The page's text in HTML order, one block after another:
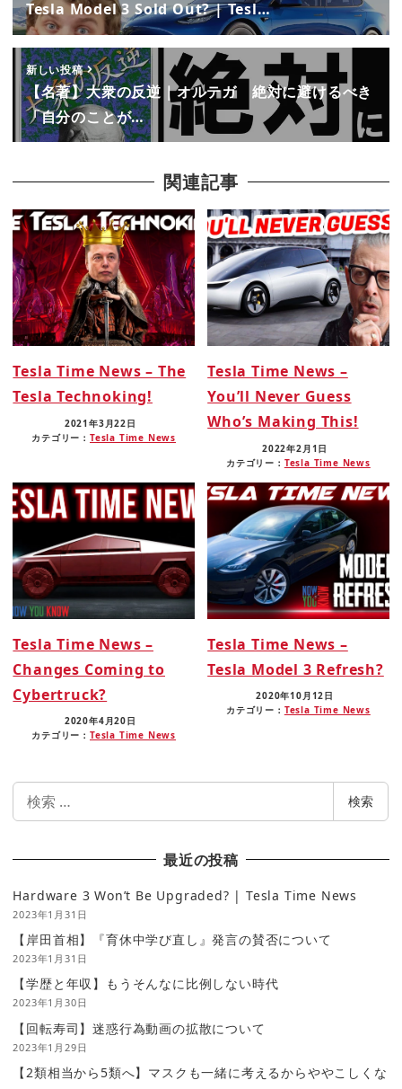
Tesla Model 3 Sold Out? | Tesl…
新しい投稿
【名著】大衆の反逆｜オルテガ 絶対に避けるべき
「自分のことが…
関連記事
Tesla Time News – The
Tesla Technoking!
2021年3月22日
カテゴリー： Tesla Time News
Tesla Time News –
You’ll Never Guess
Who’s Making This!
2022年2月1日
カテゴリー： Tesla Time News
Tesla Time News –
Changes Coming to
Cybertruck?
2020年4月20日
カテゴリー： Tesla Time News
Tesla Time News –
Tesla Model 3 Refresh?
2020年10月12日
カテゴリー： Tesla Time News
検
検索
最近の投稿
Hardware 3 Won’t Be Upgraded? | Tesla Time News
2023年1月31日
【岸田首相】『育休中学び直し』発言の賛否について
2023年1月31日
【学歴と年収】もうそんなに比例しない時代
2023年1月30日
【回転寿司】迷惑行為動画の拡散について
2023年1月29日
【2類相当から5類へ】マスクも一緒に考えるからややこしくな